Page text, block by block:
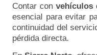
Contar con vehículos
esencial para evitar
continuidad del
pérdida directa.